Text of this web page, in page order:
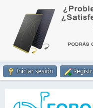
Iniciar sesión